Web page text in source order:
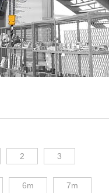
2 3
6m 7m